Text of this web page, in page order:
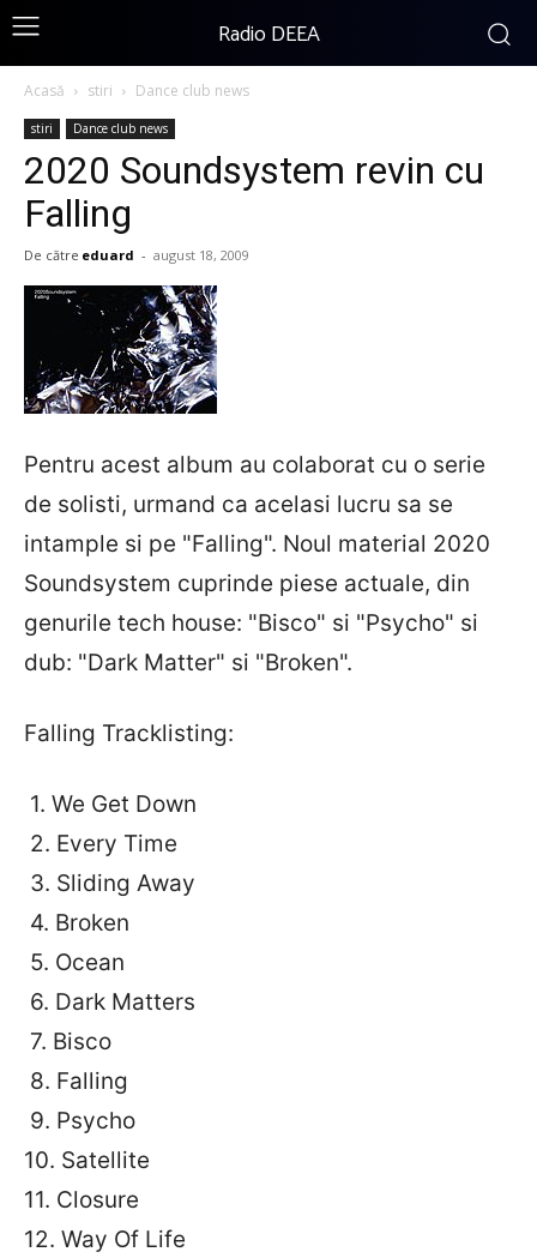
Radio DEEA
Acasă stiri Dance club news
stiri Dance club news
2020 Soundsystem revin cu
Falling
De către eduard - august 18, 2009
Pentru acest album au colaborat cu o serie
de solisti, urmand ca acelasi lucru sa se
intample si pe "Falling". Noul material 2020
Soundsystem cuprinde piese actuale, din
genurile tech house: "Bisco" si "Psycho" si
dub: "Dark Matter" si "Broken".
Falling Tracklisting:
1. We Get Down
2. Every Time
3. Sliding Away
4. Broken
5. Ocean
6. Dark Matters
7. Bisco
8. Falling
9. Psycho
10. Satellite
11. Closure
12. Way Of Life